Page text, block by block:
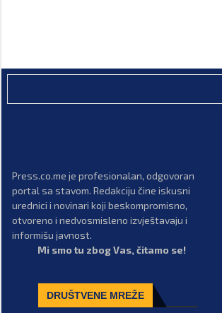
Press.co.me je profesionalan, odgovoran
portal sa stavom. Redakciju čine iskusni
urednici i novinari koji beskompromisno,
otvoreno i nedvosmisleno izvještavaju i
informišu javnost.
Mi smo tu zbog Vas, čitamo se!
DRUŠTVENE MREŽE